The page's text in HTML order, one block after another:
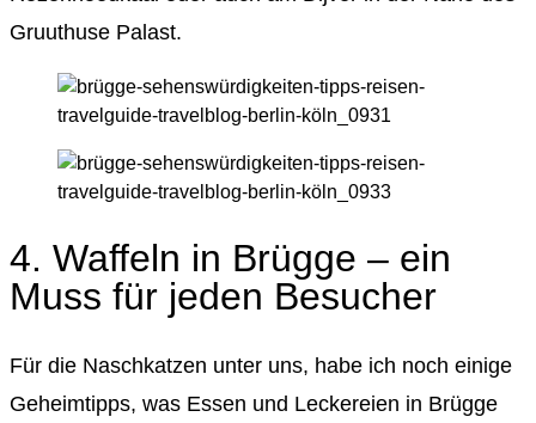
Gruuthuse Palast.
4. Waffeln in Brügge – ein
Muss für jeden Besucher
Für die Naschkatzen unter uns, habe ich noch einige
Geheimtipps, was Essen und Leckereien in Brügge